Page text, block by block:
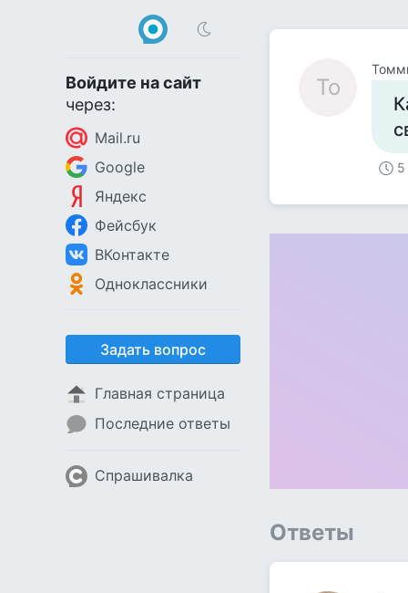
Войдите на сайт
через:
Mail.ru
Google
Яндекс
Фейсбук
ВКонтакте
Одноклассники
Задать вопрос
Главная страница
Последние ответы
Спрашивалка
То
5
Ответы